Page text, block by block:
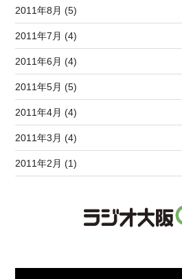
2011年8月 (5)
2011年7月 (4)
2011年6月 (4)
2011年5月 (5)
2011年4月 (4)
2011年3月 (4)
2011年2月 (1)